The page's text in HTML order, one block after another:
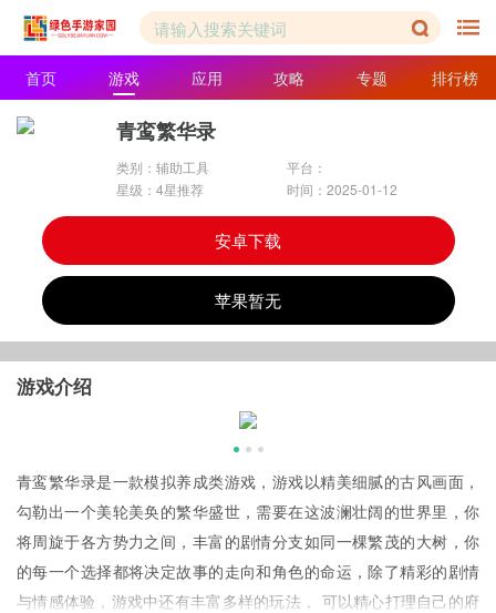
首页 游戏 应用 攻略 专题 排行榜
青鸾繁华录
类别：辅助工具
平台：
星级：4星推荐
时间：2025-01-12
安卓下载
苹果暂无
游戏介绍
青鸾繁华录是一款模拟养成类游戏，游戏以精美细腻的古风画面，
勾勒出一个美轮美奂的繁华盛世，需要在这波澜壮阔的世界里，你
将周旋于各方势力之间，丰富的剧情分支如同一棵繁茂的大树，你
的每一个选择都将决定故事的走向和角色的命运，除了精彩的剧情
与情感体验，游戏中还有丰富多样的玩法， 可以精心打理自己的府